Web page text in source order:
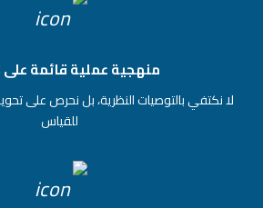
منهجية عملية قائمة على
لا نكتفي بالتوصيات النظرية، بل نحرص على
للقياس